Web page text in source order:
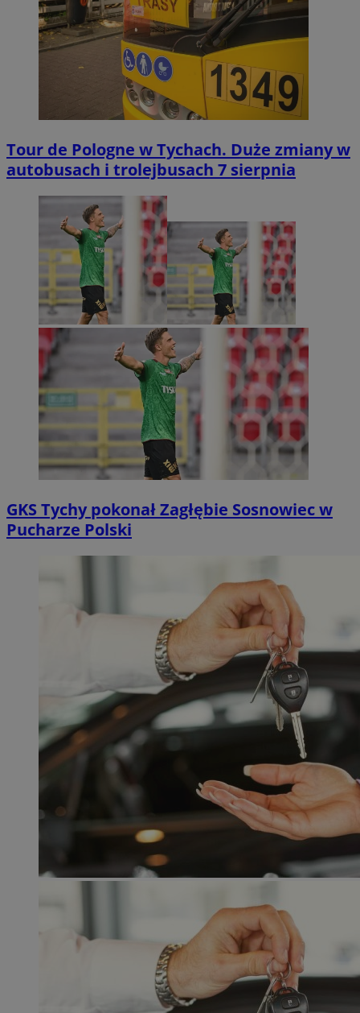
Tour de Pologne w Tychach. Duże zmiany w
autobusach i trolejbusach 7 sierpnia
GKS Tychy pokonał Zagłębie Sosnowiec w
Pucharze Polski